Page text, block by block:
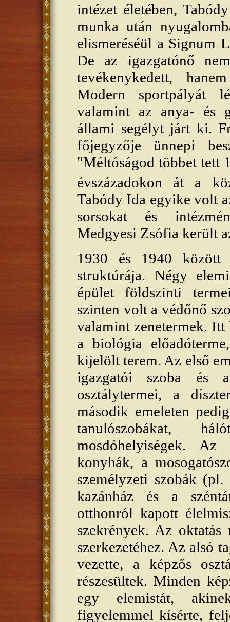
intézet életében,
munka után
elismeréséül a Signum
De az igazgatónő
tevékenykedett,
Modern sportpályát
valamint az anya- és
állami segélyt járt ki.
főjegyzője ünnepi
"Méltóságod többet tett
évszázadokon át a
Tabódy Ida egyike volt
sorsokat és
Medgyesi Zsófia került
1930 és 1940
struktúrája. Négy
épület földszinti
szinten volt a védőnő
valamint zenetermek.
a biológia
kijelölt terem. Az első
igazgatói szoba és
osztálytermei, a
második emeleten
tanulószobákat,
mosdóhelyiségek.
konyhák, a
személyzeti szobák (pl.
kazánház és a
otthonról kapott
szekrények. Az
szerkezetéhez. Az alsó
vezette, a képzős
részesültek. Minden
egy elemistát,
figyelemmel kísérte,